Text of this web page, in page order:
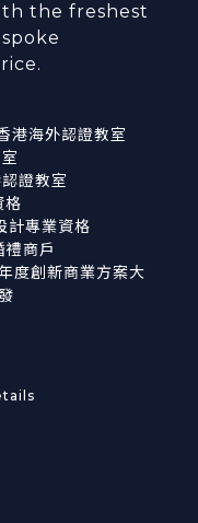
the freshest
海外認證教室
證教室
計專業資格
商戶
度創新商業方案大